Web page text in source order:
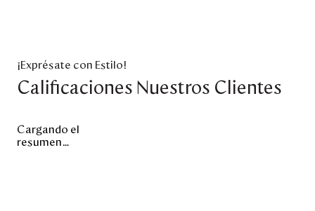
¡Exprésate con Estilo!
Calificaciones Nuestros Clientes
Cargando el
resumen…